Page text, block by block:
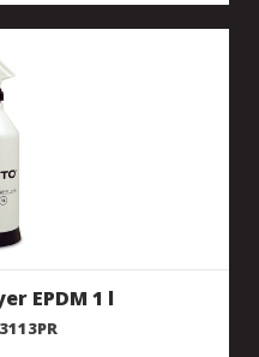
EPDM 1 l
3113PR